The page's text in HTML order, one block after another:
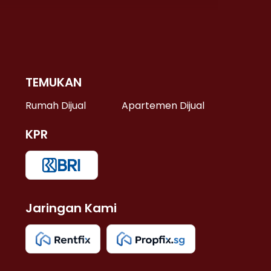
TEMUKAN
Rumah Dijual Apartemen Dijual
KPR
Jaringan Kami